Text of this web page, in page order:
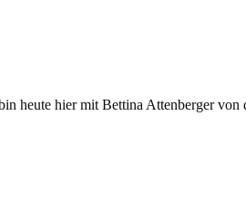
heute hier mit Bettina Attenberger von